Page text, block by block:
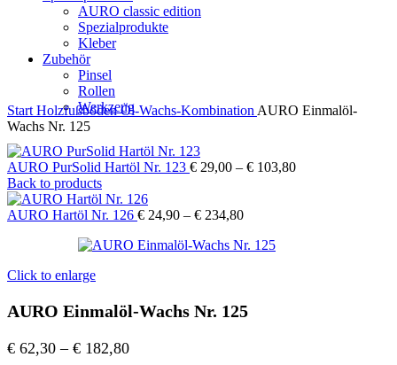
AURO classic edition
Spezialprodukte
Kleber
Zubehör
Pinsel
Rollen
Werkzeug
Start HolzfußbödenÖl-Wachs-Kombination AURO Einmalöl-
Wachs Nr. 125
AURO PurSolid Hartöl Nr. 123 € 29,00 – € 103,80
Back to products
AURO Hartöl Nr. 126 € 24,90 – € 234,80
Click to enlarge
AURO Einmalöl-Wachs Nr. 125
€ 62,30 – € 182,80